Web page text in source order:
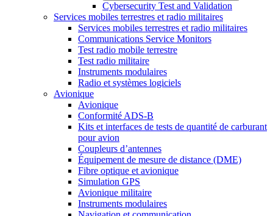
Cybersecurity Test and Validation
Services mobiles terrestres et radio militaires
Services mobiles terrestres et radio militaires
Communications Service Monitors
Test radio mobile terrestre
Test radio militaire
Instruments modulaires
Radio et systèmes logiciels
Avionique
Avionique
Conformité ADS-B
Kits et interfaces de tests de quantité de carburant
pour avion
Coupleurs d’antennes
Équipement de mesure de distance (DME)
Fibre optique et avionique
Simulation GPS
Avionique militaire
Instruments modulaires